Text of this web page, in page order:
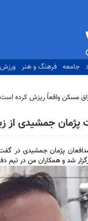
جامعه فرهنگ و هنر ورزش
پژمان جمشیدی از
پژمان جمشیدی در
شد و همکاران من در تیم